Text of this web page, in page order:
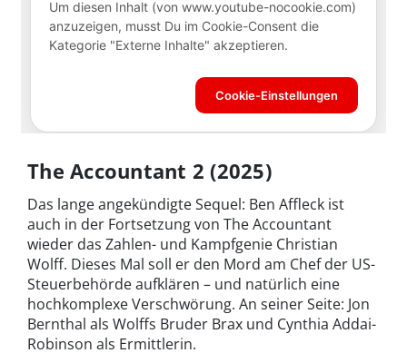
The Accountant 2 (2025)
Das lange angekündigte Sequel: Ben Affleck ist
auch in der Fortsetzung von The Accountant
wieder das Zahlen- und Kampfgenie Christian
Wolff. Dieses Mal soll er den Mord am Chef der US-
Steuerbehörde aufklären – und natürlich eine
hochkomplexe Verschwörung. An seiner Seite: Jon
Bernthal als Wolffs Bruder Brax und Cynthia Addai-
Robinson als Ermittlerin.